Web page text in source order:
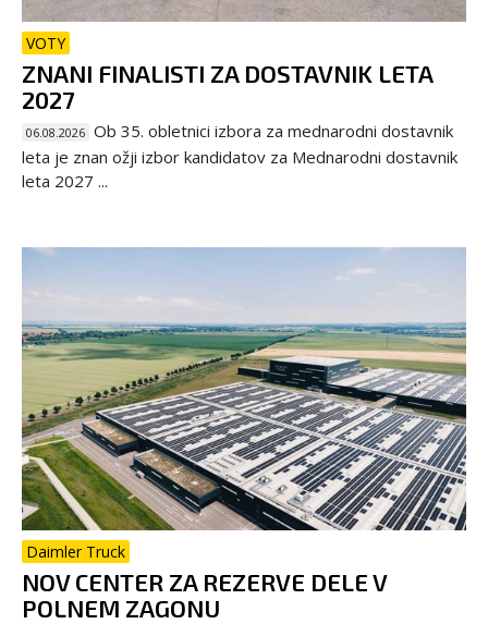
VOTY
ZNANI FINALISTI ZA DOSTAVNIK LETA
2027
06.08.2026 Ob 35. obletnici izbora za mednarodni dostavnik
leta je znan ožji izbor kandidatov za Mednarodni dostavnik
leta 2027 ...
Daimler Truck
NOV CENTER ZA REZERVE DELE V
POLNEM ZAGONU